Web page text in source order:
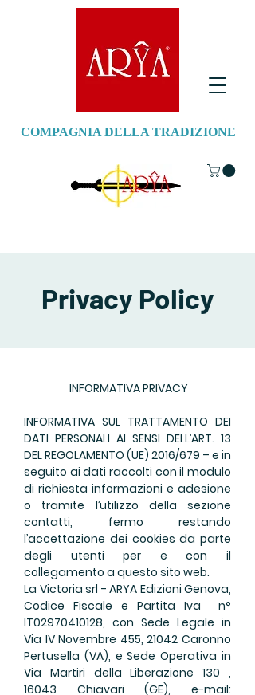
COMPAGNIA DELLA TRADIZIONE
Privacy Policy
INFORMATIVA PRIVACY
INFORMATIVA SUL TRATTAMENTO DEI
DATI PERSONALI AI SENSI DELL’ART. 13
DEL REGOLAMENTO (UE) 2016/679 – e in
seguito ai dati raccolti con il modulo
di richiesta informazioni e adesione
o tramite l’utilizzo della sezione
contatti, fermo restando
l’accettazione dei cookies da parte
degli utenti per e con il
collegamento a questo sito web.
La Victoria srl - ARYA Edizioni Genova,
Codice Fiscale e Partita Iva n°
IT02970410128, con Sede Legale in
Via IV Novembre 455, 21042 Caronno
Pertusella (VA), e Sede Operativa in
Via Martiri della Liberazione 130 ,
16043 Chiavari (GE), e-mail: